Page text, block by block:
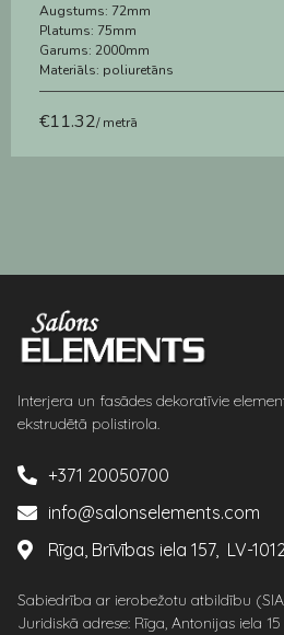
Augstums: 72mm
Platums: 75mm
Garums: 2000mm
Materiāls: poliuretāns
€11.32/ metrā
Interjera un fasādes dekoratīvie
ekstrudētā polistirola.
+371 20050700
info@salonselements.com
Rīga, Brīvības iela 157, LV-
Sabiedrība ar ierobežotu atbildību
Juridiskā adrese: Rīga, Antonijas iela 15